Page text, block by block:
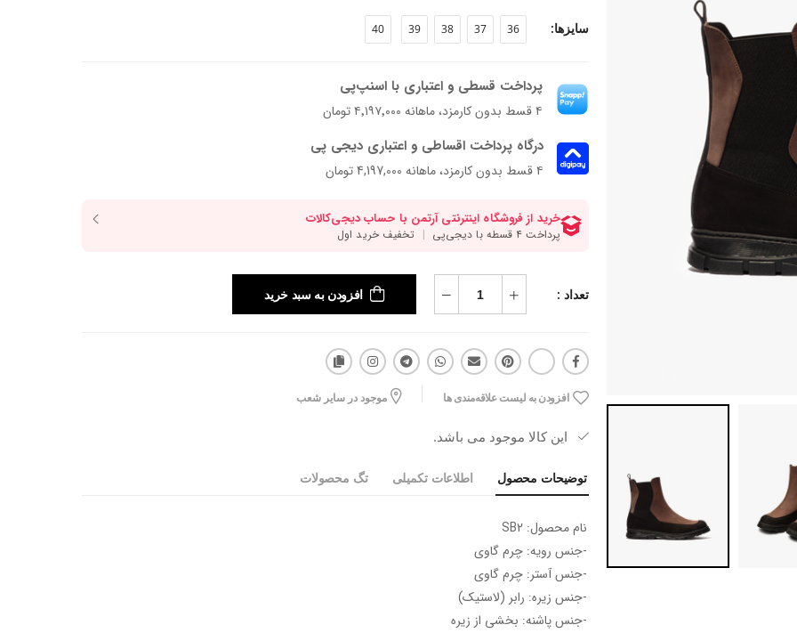
-فرم قالب: نوک گرد با پنجه پهن
-پاخور: سایز همیشگی خود را انتخاب کنید.
سایزها: 36
37
38
39
40
پرداخت قسطی و اعتباری با اسنپ‌پی
۴ قسط بدون کارمزد، ماهانه ۴٬۱۹۷٬۰۰۰ تومان
درگاه پرداخت اقساطی و اعتباری دیجی پی
۴ قسط بدون کارمزد، ماهانه 4,197,000 تومان
تعداد : افزودن به سبد خرید
افزودن به لیست علاقه‌مندی ها موجود در سایر شعب
این کالا موجود می باشد.
توضیحات محصول اطلاعات تکمیلی تگ محصولات
نام محصول: SB2
-جنس رویه: چرم گاوی
-جنس آستر: چرم گاوی
-جنس زیره: رابر (لاستیک)
-جنس پاشنه: بخشی از زیره